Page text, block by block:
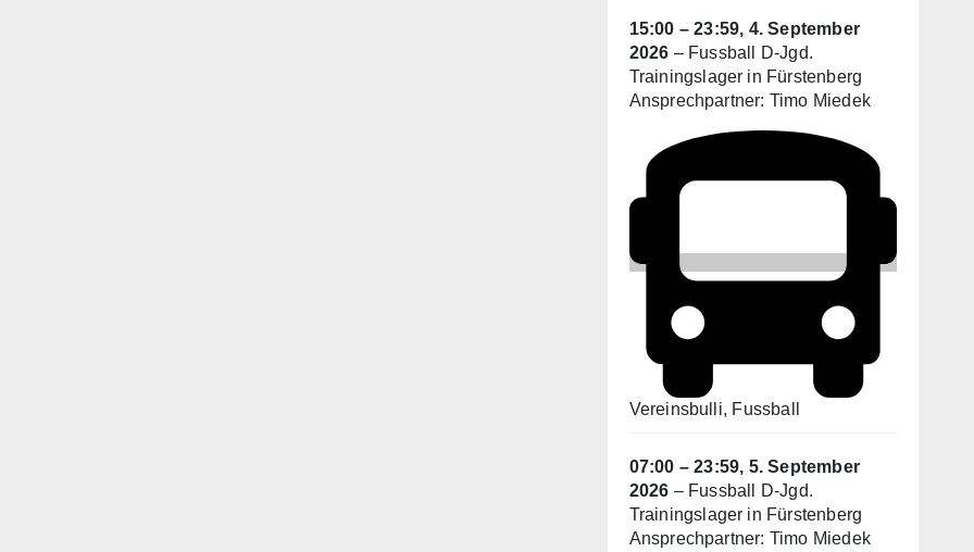
15:00 – 23:59, 4. September
2026 – Fussball D-Jgd.
Trainingslager in Fürstenberg
Ansprechpartner: Timo Miedek
Vereinsbulli, Fussball
07:00 – 23:59, 5. September
2026 – Fussball D-Jgd.
Trainingslager in Fürstenberg
Ansprechpartner: Timo Miedek